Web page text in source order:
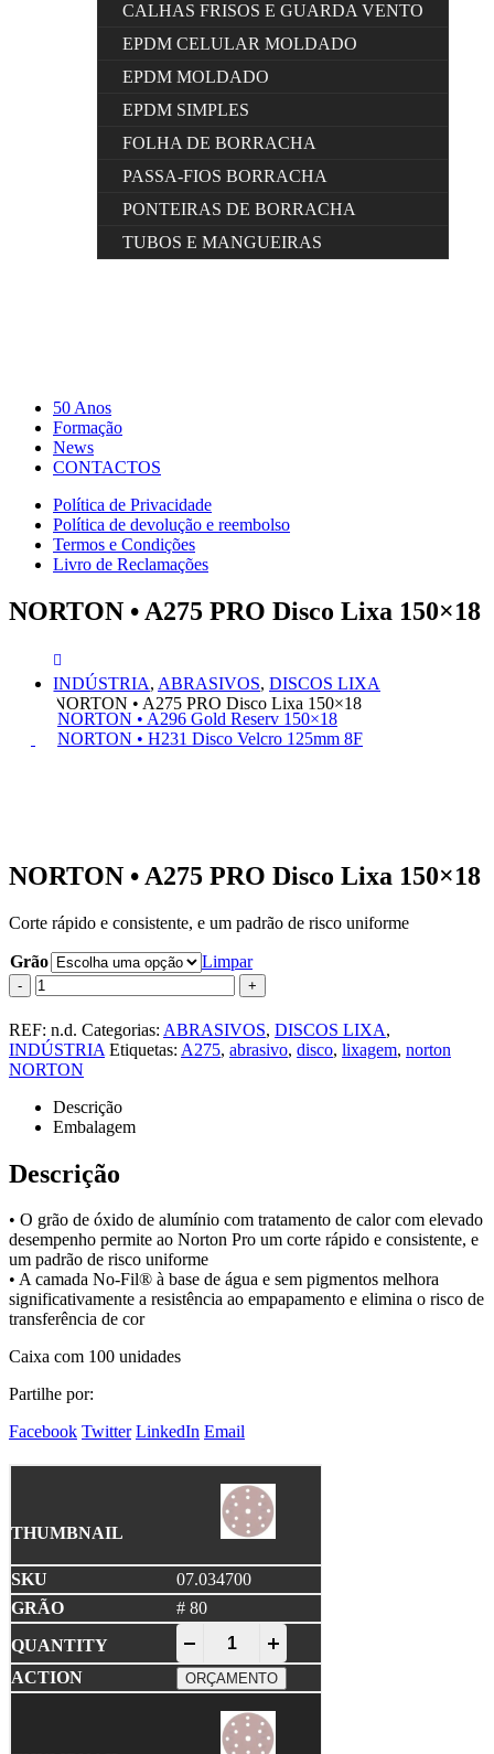
CALHAS FRISOS E GUARDA VENTO
EPDM CELULAR MOLDADO
EPDM MOLDADO
EPDM SIMPLES
FOLHA DE BORRACHA
PASSA-FIOS BORRACHA
PONTEIRAS DE BORRACHA
TUBOS E MANGUEIRAS
50 Anos
Formação
News
CONTACTOS
Política de Privacidade
Política de devolução e reembolso
Termos e Condições
Livro de Reclamações
NORTON • A275 PRO Disco Lixa 150×18
INDÚSTRIA, ABRASIVOS, DISCOS LIXA
NORTON • A275 PRO Disco Lixa 150×18
NORTON • A296 Gold Reserv 150×18
NORTON • H231 Disco Velcro 125mm 8F
NORTON • A275 PRO Disco Lixa 150×18
Corte rápido e consistente, e um padrão de risco uniforme
Grão Limpar
- +
REF: n.d. Categorias: ABRASIVOS, DISCOS LIXA,
INDÚSTRIA Etiquetas: A275, abrasivo, disco, lixagem, norton
NORTON
Descrição
Embalagem
Descrição
• O grão de óxido de alumínio com tratamento de calor com elevado
desempenho permite ao Norton Pro um corte rápido e consistente, e
um padrão de risco uniforme
• A camada No-Fil® à base de água e sem pigmentos melhora
significativamente a resistência ao empapamento e elimina o risco de
transferência de cor
Caixa com 100 unidades
Partilhe por:
Facebook Twitter LinkedIn Email
07.034700
# 80
NORTON • A275 PRO Disco Lixa
ORÇAMENTO